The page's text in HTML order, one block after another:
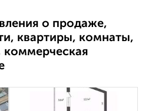
о продаже,
квартиры, комнаты,